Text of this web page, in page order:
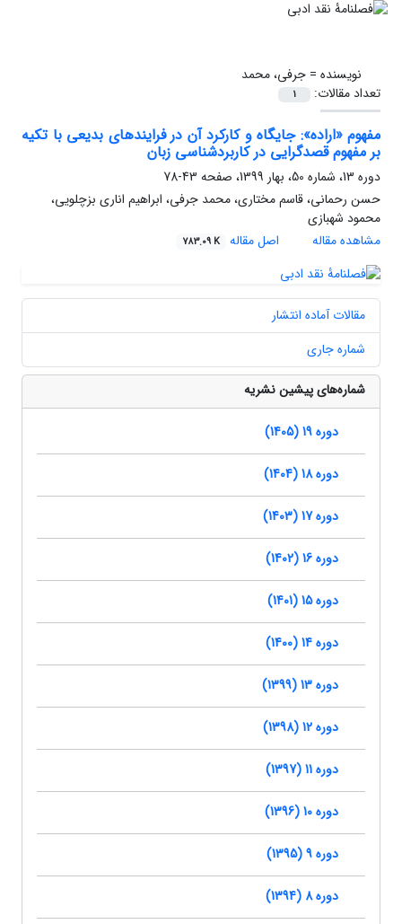
نویسنده =جرفی، محمد
تعداد مقالات:
1
مفهوم «اراده»: جایگاه و کارکرد آن در فرایندهای بدیعی با تکیه
بر مفهوم قصدگرایی در کاربردشناسی زبان
دوره 13، شماره 50، بهار 1399، صفحه
43-78
حسن رحمانی، قاسم مختاری، محمد جرفی، ابراهیم اناری بزچلویی،
محمود شهبازی
مشاهده مقاله
اصل مقاله 783.09 K
مقالات آماده انتشار
شماره جاری
شماره‌های پیشین نشریه
دوره 19 (1405)
دوره 18 (1404)
دوره 17 (1403)
دوره 16 (1402)
دوره 15 (1401)
دوره 14 (1400)
دوره 13 (1399)
دوره 12 (1398)
دوره 11 (1397)
دوره 10 (1396)
دوره 9 (1395)
دوره 8 (1394)